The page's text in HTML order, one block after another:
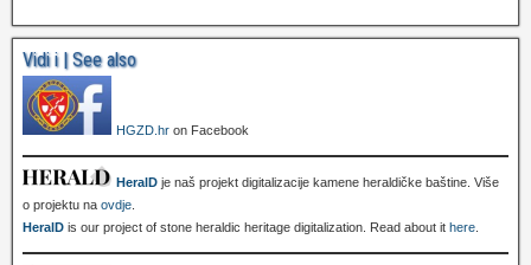
Vidi i | See also
HGZD.hr on Facebook
HeralD je naš projekt digitalizacije kamene heraldičke baštine. Više
o projektu na ovdje
HeralD is our project of stone heraldic heritage digitalization. Read about it here